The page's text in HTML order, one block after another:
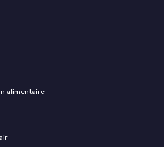
alimentaire